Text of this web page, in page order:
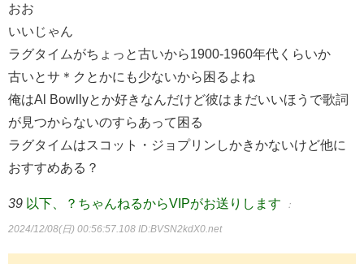
おお
いいじゃん
ラグタイムがちょっと古いから1900-1960年代くらいか
古いとサ＊クとかにも少ないから困るよね
俺はAl Bowllyとか好きなんだけど彼はまだいいほうで歌詞
が見つからないのすらあって困る
ラグタイムはスコット・ジョプリンしかきかないけど他に
おすすめある？
39 以下、？ちゃんねるからVIPがお送りします ：
2024/12/08(日) 00:56:57.108 ID:BVSN2kdX0.net